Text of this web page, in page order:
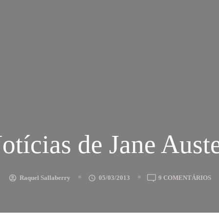
de Jane
Raquel Sallaberry 05/03/2013 9 COMENTÁRIOSEM